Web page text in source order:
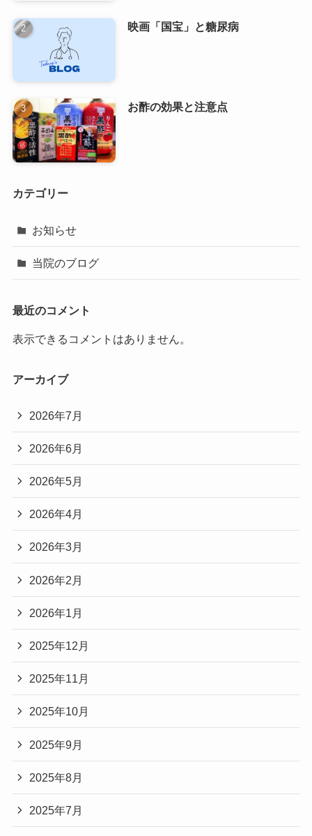
映画「国宝」と糖尿病
お酢の効果と注意点
カテゴリー
お知らせ
当院のブログ
最近のコメント
表示できるコメントはありません。
アーカイブ
2026年7月
2026年6月
2026年5月
2026年4月
2026年3月
2026年2月
2026年1月
2025年12月
2025年11月
2025年10月
2025年9月
2025年8月
2025年7月